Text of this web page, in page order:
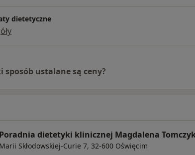
dietetyczne
sposób ustalane są ceny?
Poradnia dietetyki klinicznej Magdalena
Marii Skłodowskiej-Curie 7, 32-600 Oświęcim